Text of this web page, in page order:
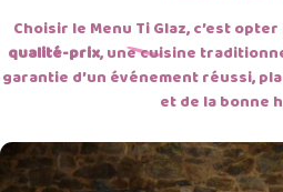
Choisir le Menu Ti Glaz, c’est
qualité-prix, une cuisine
garantie d’un événement réussi,
et de la bonne